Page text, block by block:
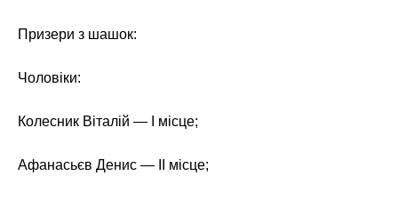
Призери з шашок:
Чоловіки:
Колесник Віталій — І місце;
Афанасьєв Денис — ІІ місце;